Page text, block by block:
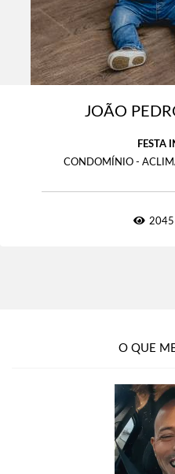
JOÃO
FESTA
CONDOMÍNIO -
2045
O QUE